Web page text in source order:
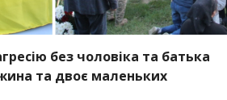
без чоловіка та батька
та двоє маленьких